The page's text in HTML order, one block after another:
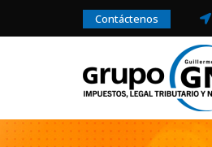
Contáctenos